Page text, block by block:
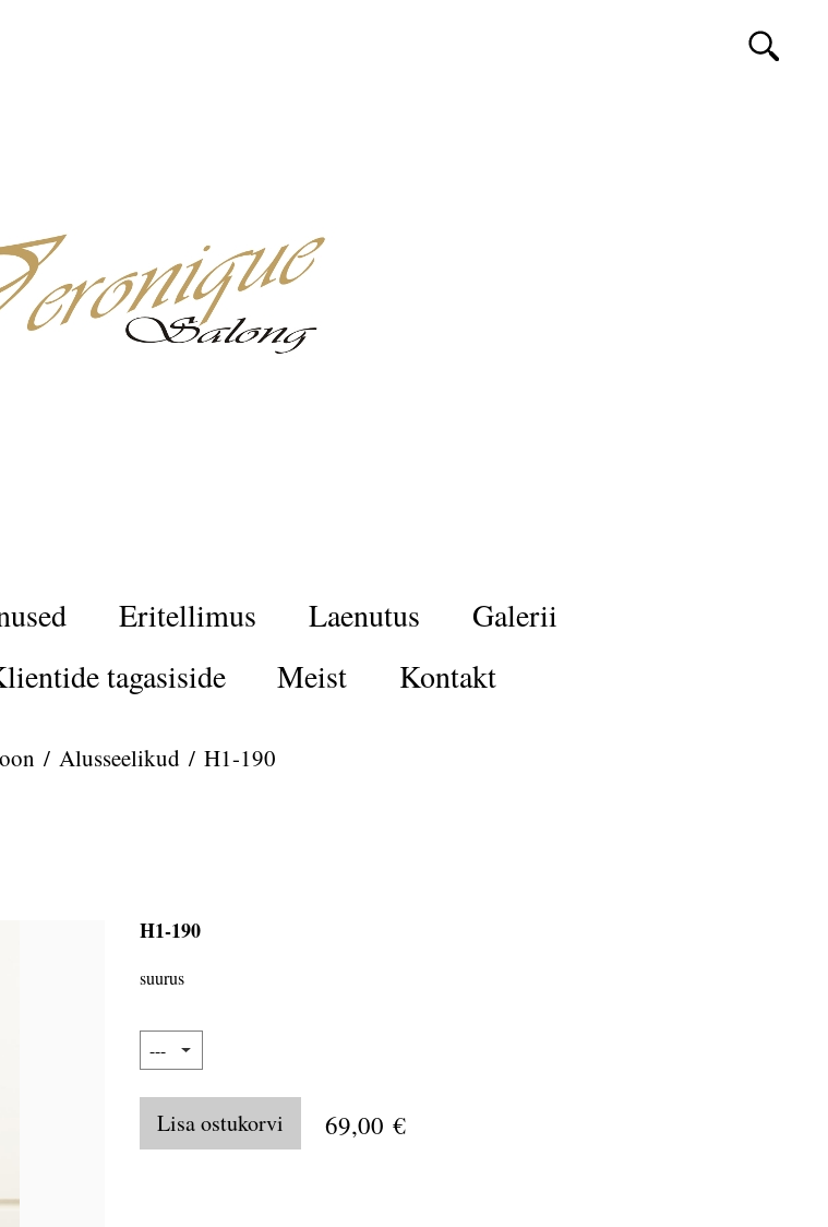
Eritellimus Laenutus
Galerii
tagasiside Meist Kontakt
/ Alusseelikud / H1-190
H1-190
suurus
Lisa ostukorvi 69,00 €